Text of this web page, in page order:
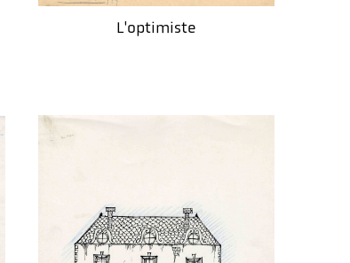
L'optimiste